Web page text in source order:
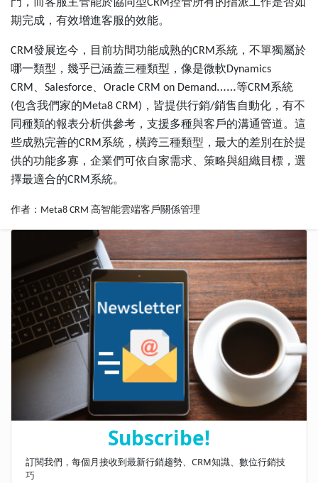
CRM
期完成，有效增進客服的效能。
CRM發展迄今，目前坊間功能成熟的CRM系統，不單獨屬於
哪一類型，幾乎已涵蓋三種類型，像是微軟Dynamics
CRM、 Salesforce、 Oracle CRM on Demand……等CRM系統
(包含我們家的Meta8 CRM) ，皆提供行銷/銷售自動化，有不
同種類的報表分析供參考，支援多種與客戶的溝通管道。這
些成熟完善的CRM系統，橫跨三種類型，最大的差別在於提
供的功能多寡，企業們可依自家需求、策略與組織目標，選
擇最適合的CRM系統。
作者：Meta8 CRM 高智能雲端客戶關係管理
Subscribe!
訂閱我們，每個月接收到最新行銷趨勢、CRM知識、數位行銷技
巧